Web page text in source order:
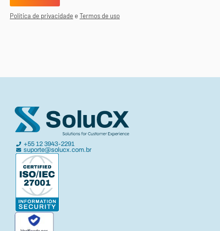
Política de privacidade e Termos de uso
+55 12 3943-2291
suporte@solucx.com.br